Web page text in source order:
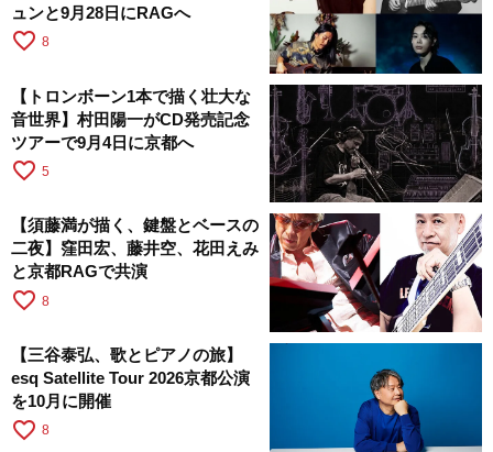
ュンと9月28日にRAGへ
favorite_border 8
【トロンボーン1本で描く壮大な
音世界】村田陽一がCD発売記念
ツアーで9月4日に京都へ
favorite_border 5
【須藤満が描く、鍵盤とベースの
二夜】窪田宏、藤井空、花田えみ
と京都RAGで共演
favorite_border 8
【三谷泰弘、歌とピアノの旅】
esq Satellite Tour 2026京都公演
を10月に開催
favorite_border 8